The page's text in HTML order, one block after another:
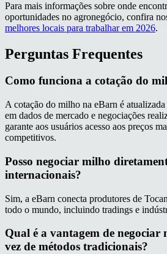
Para mais informações sobre onde
oportunidades no agronegócio, confira
melhores locais para trabalhar em 2026.
Perguntas Frequentes
Como funciona a cotação do
A cotação do milho na eBarn é
em dados de mercado e negociações
garante aos usuários acesso aos preços
competitivos.
Posso negociar milho
internacionais?
Sim, a eBarn conecta produtores de
todo o mundo, incluindo tradings e
Qual é a vantagem de negociar
vez de métodos tradicionais?